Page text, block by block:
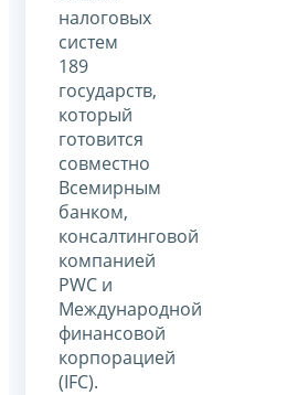
налоговых
систем
189
государств,
который
готовится
совместно
Всемирным
банком,
консалтинговой
компанией
PWC и
Международной
финансовой
корпорацией
(IFC).